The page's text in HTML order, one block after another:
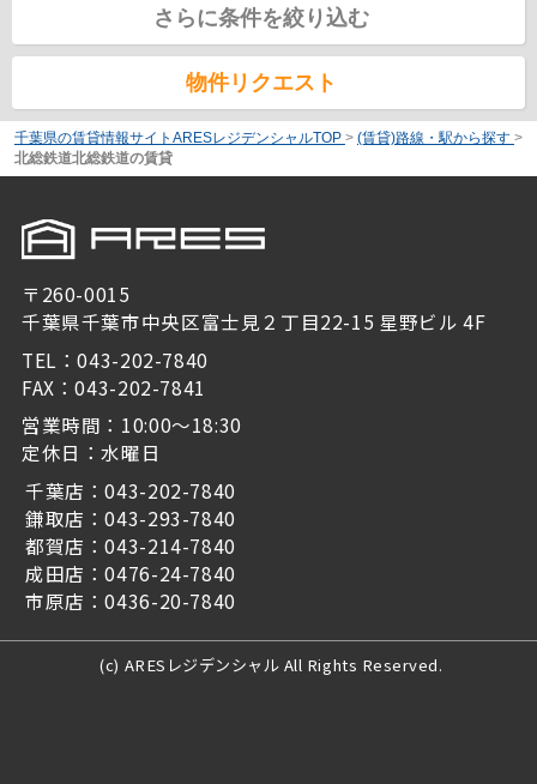
さらに条件を絞り込む
物件リクエスト
千葉県の賃貸情報サイトARESレジデンシャルTOP > (賃貸)路線・駅から探す >
北総鉄道北総鉄道の賃貸
〒260-0015
千葉県千葉市中央区富士見２丁目22-15 星野ビル 4F
TEL：043-202-7840
FAX：043-202-7841
営業時間：10:00～18:30
定休日：水曜日
千葉店：043-202-7840
鎌取店：043-293-7840
都賀店：043-214-7840
成田店：0476-24-7840
市原店：0436-20-7840
(c) ARESレジデンシャル All Rights Reserved.